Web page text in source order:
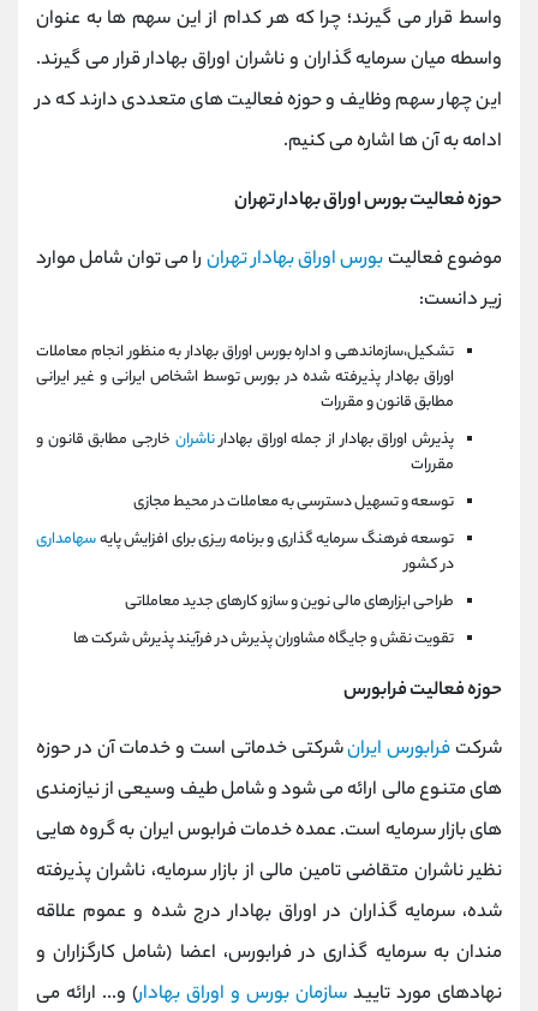
واسط قرار می گیرند؛ چرا که هر کدام از این سهم ها به عنوان
واسطه میان سرمایه گذاران و ناشران اوراق بهادار قرار می گیرند.
این چهار سهم وظایف و حوزه فعالیت های متعددی دارند که در
ادامه به آن ها اشاره می کنیم.
حوزه فعالیت بورس اوراق بهادار تهران
موضوع فعالیت بورس اوراق بهادار تهران را می توان شامل موارد
زیر دانست:
تشکیل،سازماندهی و اداره بورس اوراق بهادار به منظور انجام معاملات
اوراق بهادار پذیرفته شده در بورس توسط اشخاص ایرانی و غیر ایرانی
مطابق قانون و مقررات
پذیرش اوراق بهادار از جمله اوراق بهادارناشران خارجی مطابق قانون و
مقررات
توسعه و تسهیل دسترسی به معاملات در محیط مجازی
توسعه فرهنگ سرمایه گذاری و برنامه ریزی برای افزایش پایهسهامداری
در کشور
طراحی ابزارهای مالی نوین و سازو کار‌های جدید معاملاتی
تقویت نقش و جایگاه مشاوران پذیرش در فرآیند پذیرش شرکت ها
حوزه فعالیت فرابورس
شرکت فرابورس ایرانشرکتی خدماتی است و خدمات آن در حوزه
های متنوع مالی ارائه می شود و شامل طیف وسیعی از نیازمندی
های بازار سرمایه است. عمده خدمات فرابوس ایران به گروه هایی
نظیر ناشران متقاضی تامین مالی از بازار سرمایه، ناشران پذیرفته
شده، سرمایه گذاران در اوراق بهادار درج شده و عموم علاقه
مندان به سرمایه گذاری در فرابورس، اعضا (شامل کارگزاران و
نهادهای مورد تایید سازمان بورس و اوراق بهادار) و... ارائه می